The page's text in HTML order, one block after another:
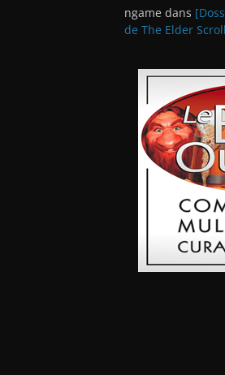
ngame dans
de The Elder